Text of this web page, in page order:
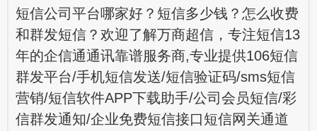
短信公司平台哪家好？短信多少钱？怎么收费
和群发短信？欢迎了解万商超信，专注短信13
年的企信通通讯靠谱服务商,专业提供106短信
群发平台/手机短信发送/短信验证码/sms短信
营销/短信软件APP下载助手/公司会员短信/彩
信群发通知/企业免费短信接口短信网关通道